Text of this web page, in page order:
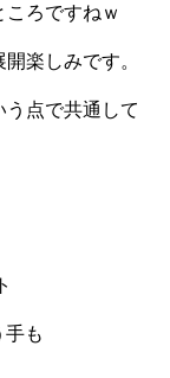
ろですねｗ
楽しみです。
点で共通して
も